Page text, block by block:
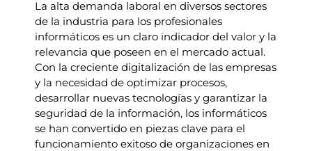
La alta demanda laboral en diversos sectores
de la industria para los profesionales
informáticos es un claro indicador del valor y la
relevancia que poseen en el mercado actual.
Con la creciente digitalización de las empresas
y la necesidad de optimizar procesos,
desarrollar nuevas tecnologías y garantizar la
seguridad de la información, los informáticos
se han convertido en piezas clave para el
funcionamiento exitoso de organizaciones en